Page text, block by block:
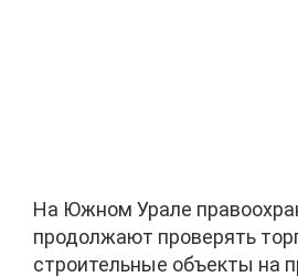
На Южном Урале
продолжают проверять
строительные объекты на